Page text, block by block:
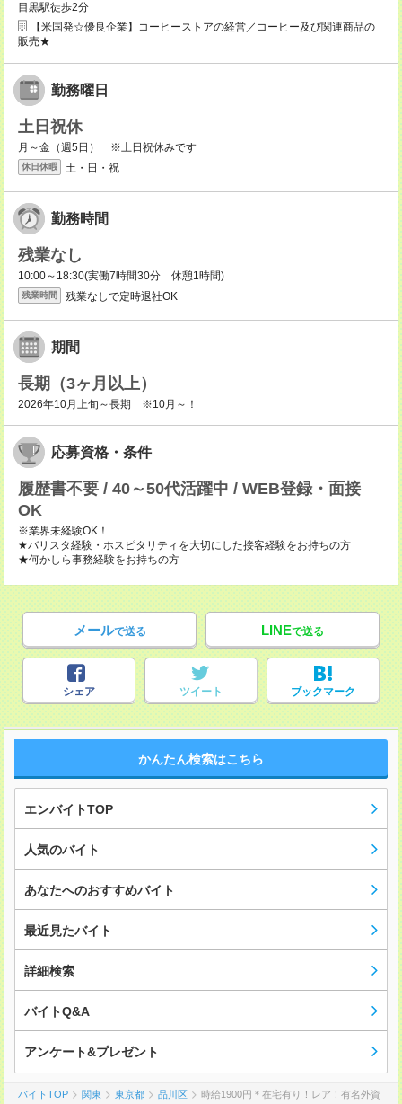
目黒駅徒歩2分
【米国発☆優良企業】コーヒーストアの経営／コーヒー及び関連商品の
販売★
勤務曜日
土日祝休
月～金（週5日） ※土日祝休みです
休日休暇 土・日・祝
勤務時間
残業なし
10:00～18:30(実働7時間30分 休憩1時間)
残業時間 残業なしで定時退社OK
期間
長期（3ヶ月以上）
2026年10月上旬～長期 ※10月～！
応募資格・条件
履歴書不要 / 40～50代活躍中 / WEB登録・面接
OK
※業界未経験OK！
★バリスタ経験・ホスピタリティを大切にした接客経験をお持ちの方
★何かしら事務経験をお持ちの方
メールで送る LINEで送る
シェア ツイート ブックマーク
かんたん検索はこちら
エンバイトTOP
人気のバイト
あなたへのおすすめバイト
最近見たバイト
詳細検索
バイトQ&A
アンケート&プレゼント
バイトTOP 関東 東京都 品川区 時給1900円＊在宅有り！レア！有名外資